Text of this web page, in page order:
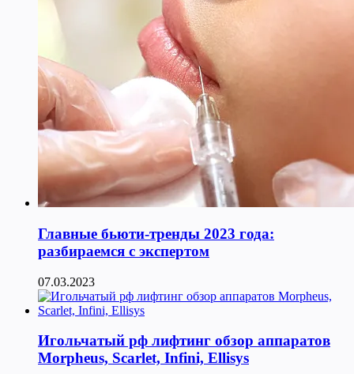
Главные бьюти-тренды 2023 года:
разбираемся с экспертом
07.03.2023
Игольчатый рф лифтинг обзор аппаратов
Morpheus, Scarlet, Infini, Ellisys